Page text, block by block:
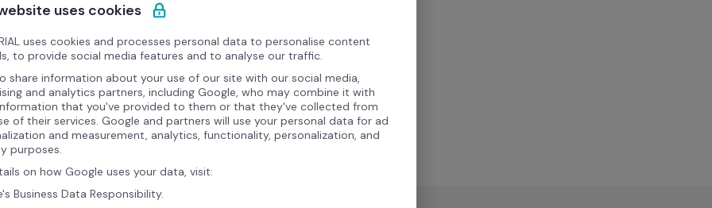
Publicación automática de ofertas de trabajo
Mayor visibilidad de la empresa
Mayor alcance de candidatos
uses cookies
uses cookies and processes personal data to personalise content
to provide social media features and to analyse our traffic.
share information about your use of our site with our social media,
and analytics partners, including Google, who may combine it with
that you've provided to them or that they've collected from
of their services. Google and partners will use your personal data for ad
and measurement, analytics, functionality, personalization, and
purposes.
on how Google uses your data, visit:
Business Data Responsibility.